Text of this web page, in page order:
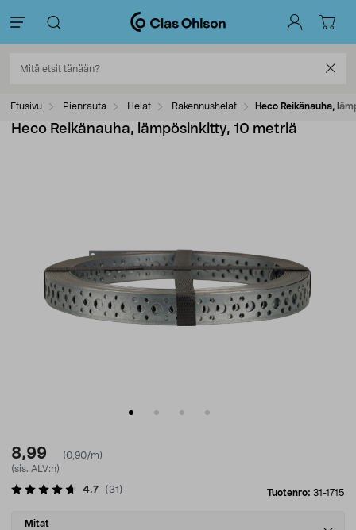
Etusivu Pienrauta Helat Rakennushelat Heco Reikänauha,
Heco Reikänauha, lämpösinkitty, 10 metriä
8,99
(0,90/m)
(sis. ALV:n)
Tuotenro: 31-1715
4.7 (31 )
Select
Mitat